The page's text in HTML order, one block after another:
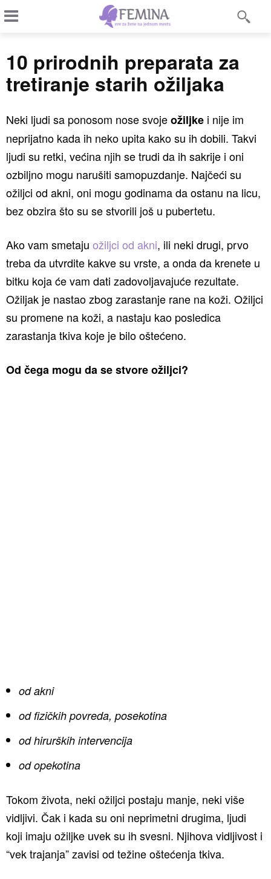
10 prirodnih preparata za
tretiranje starih ožiljaka
Neki ljudi sa ponosom nose svojeožiljke i nije im
neprijatno kada ih neko upita kako su ih dobili. Takvi
ljudi su retki, većina njih se trudi da ih sakrije i oni
ozbiljno mogu narušiti samopuzdanje. Najčeći su
ožiljci od akni, oni mogu godinama da ostanu na licu,
bez obzira što su se stvorili još u pubertetu.
Ako vam smetaju ožiljci od akni, ili neki drugi, prvo
treba da utvrdite kakve su vrste, a onda da krenete u
bitku koja će vam dati zadovoljavajuće rezultate.
Ožiljak je nastao zbog zarastanje rane na koži. Ožiljci
su promene na koži, a nastaju kao posledica
zarastanja tkiva koje je bilo oštećeno.
Od čega mogu da se stvore ožiljci?
od akni
od fizičkih povreda, posekotina
od hirurških intervencija
od opekotina
Tokom života, neki ožiljci postaju manje, neki više
vidljivi. Čak i kada su oni neprimetni drugima, ljudi
koji imaju ožiljke uvek su ih svesni. Njihova vidljivost i
“vek trajanja” zavisi od težine oštećenja tkiva.